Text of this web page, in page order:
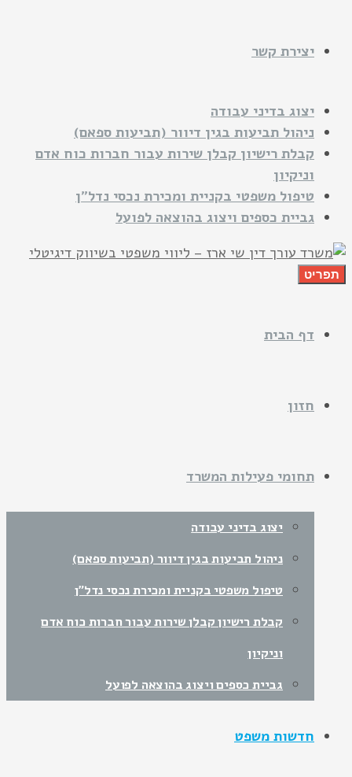
יצירת קשר
יצוג בדיני עבודה
ניהול תביעות בגין דיוור (תביעות ספאם)
קבלת רישיון קבלן שירות עבור חברות כוח אדם
וניקיון
טיפול משפטי בקניית ומכירת נכסי נדל"ן
גביית כספים ויצוג בהוצאה לפועל
תפריט
דף הבית
חזון
תחומי פעילות המשרד
יצוג בדיני עבודה
ניהול תביעות בגין דיוור (תביעות ספאם)
טיפול משפטי בקניית ומכירת נכסי נדל"ן
קבלת רישיון קבלן שירות עבור חברות כוח אדם
וניקיון
גביית כספים ויצוג בהוצאה לפועל
חדשות משפט